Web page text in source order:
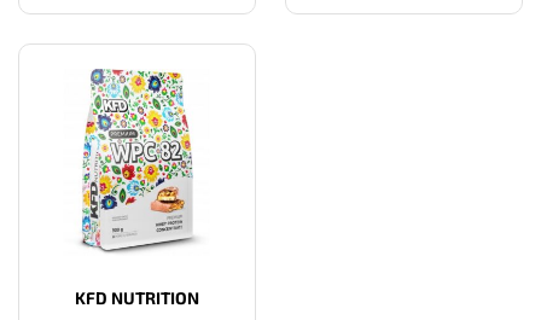
KFD NUTRITION